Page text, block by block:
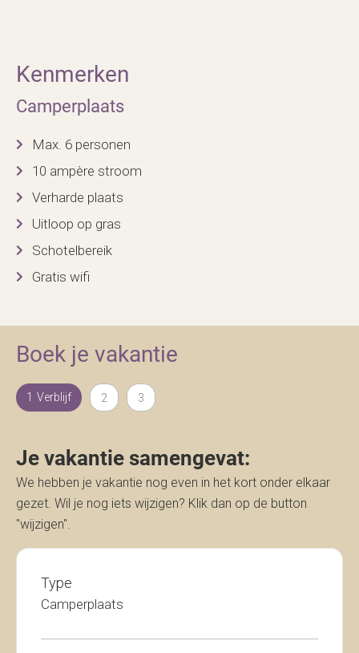
Kenmerken
Camperplaats
Max. 6 personen
10 ampère stroom
Verharde plaats
Uitloop op gras
Schotelbereik
Gratis wifi
Boek je vakantie
Verblijf
Je vakantie samengevat:
We hebben je vakantie nog even in het kort onder elkaar
gezet. Wil je nog iets wijzigen? Klik dan op de button
"wijzigen".
Type
Camperplaats